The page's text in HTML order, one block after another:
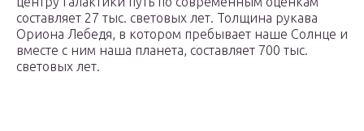
составляет 27 тыс. световых лет. Толщина рукава
Ориона Лебедя, в котором пребывает наше Солнце и
вместе с ним наша планета, составляет 700 тыс.
световых лет.